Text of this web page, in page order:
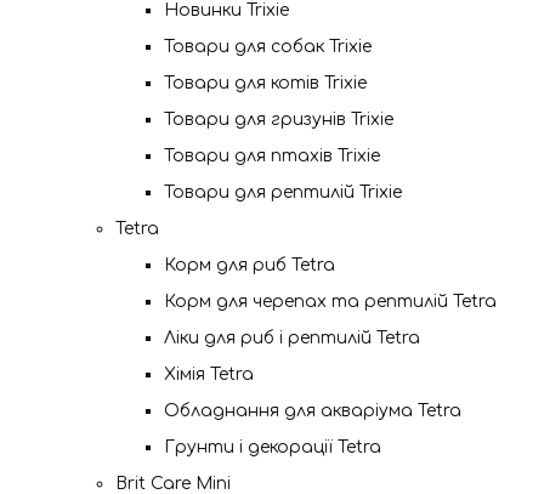
Новинки Trixie
Товари для собак Trixie
Товари для котів Trixie
Товари для гризунів Trixie
Товари для птахів Trixie
Товари для рептилій Trixie
Tetra
Корм для риб Tetra
Корм для черепах та рептилій Tetra
Ліки для риб і рептилій Tetra
Хімія Tetra
Обладнання для акваріума Tetra
Грунти і декорації Tetra
Brit Care Mini